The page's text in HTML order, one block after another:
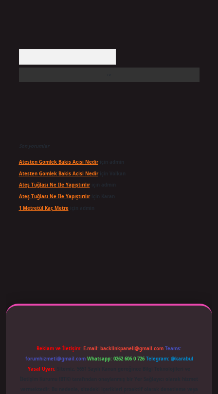
Son yorumlar
Atesten Gomlek Bakis Acisi Nediriçin
Atesten Gomlek Bakis Acisi Nediriçin
Ateş Tuğlası Ne Ile Yapıştırılıriçin
Ateş Tuğlası Ne Ile Yapıştırılıriçin
1 Metretül Kaç Metreiçin
Reklam ve İletişim: E-mail: backlinkpaneli@gmail.com Teams:
forumhizmeti@gmail.com Whatsapp: 0262 606 0 726 Telegram: @karabul
Yasal Uyarı: